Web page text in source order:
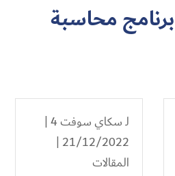
محاسبة
لـسكاي سوفت 4
|
21/12/2022 |
المقالات